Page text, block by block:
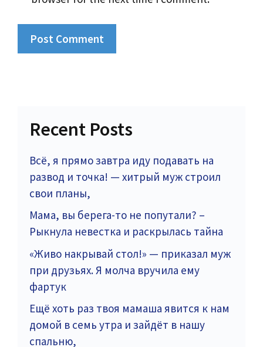
Recent Posts
Всё, я прямо завтра иду подавать на
развод и точка! — хитрый муж строил
свои планы,
Мама, вы берега-то не попутали? –
Рыкнула невестка и раскрылась тайна
«Живо накрывай стол!» — приказал муж
при друзьях. Я молча вручила ему
фартук
Ещё хоть раз твоя мамаша явится к нам
домой в семь утра и зайдёт в нашу
спальню,